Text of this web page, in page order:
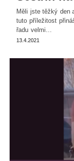
Měli jste těžký den
tuto příležitost
řadu velmi…
13.4.2021